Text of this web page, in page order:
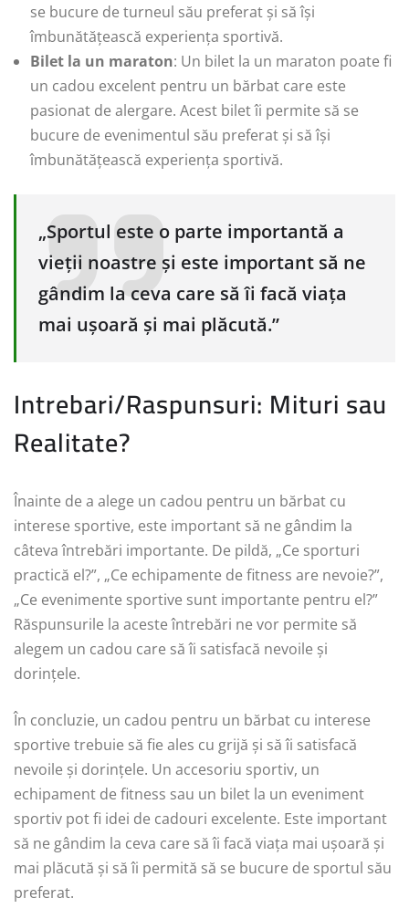
se bucure de turneul său preferat și să își
îmbunătățească experiența sportivă.
Bilet la un maraton: Un bilet la un maraton poate fi
un cadou excelent pentru un bărbat care este
pasionat de alergare. Acest bilet îi permite să se
bucure de evenimentul său preferat și să își
îmbunătățească experiența sportivă.
„Sportul este o parte importantă a
vieții noastre și este important să ne
gândim la ceva care să îi facă viața
mai ușoară și mai plăcută.”
Intrebari/Raspunsuri: Mituri sau
Realitate?
Înainte de a alege un cadou pentru un bărbat cu
interese sportive, este important să ne gândim la
câteva întrebări importante. De pildă, „Ce sporturi
practică el?”, „Ce echipamente de fitness are nevoie?”,
„Ce evenimente sportive sunt importante pentru el?”
Răspunsurile la aceste întrebări ne vor permite să
alegem un cadou care să îi satisfacă nevoile și
dorințele.
În concluzie, un cadou pentru un bărbat cu interese
sportive trebuie să fie ales cu grijă și să îi satisfacă
nevoile și dorințele. Un accesoriu sportiv, un
echipament de fitness sau un bilet la un eveniment
sportiv pot fi idei de cadouri excelente. Este important
să ne gândim la ceva care să îi facă viața mai ușoară și
mai plăcută și să îi permită să se bucure de sportul său
preferat.